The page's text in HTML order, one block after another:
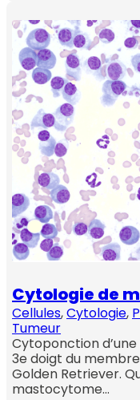
Cytologie de
Cellules, Cytologie,
Tumeur
Cytoponction
3e doigt du
Golden Retriever.
mastocytome…